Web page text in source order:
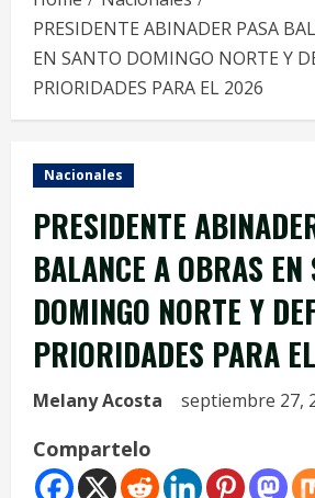
PRESIDENTE ABINADER PASA
EN SANTO DOMINGO NORTE Y
PRIORIDADES PARA EL 2026
Nacionales
PRESIDENTE
BALANCE A OBRAS EN
DOMINGO NORTE Y
PRIORIDADES PARA
Melany Acosta septiembre 27,
Compartelo